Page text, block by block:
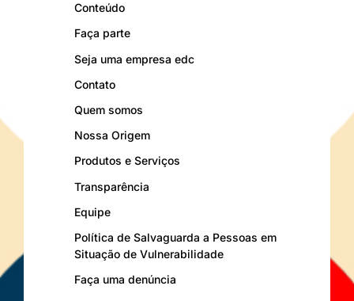
Conteúdo
Faça parte
Seja uma empresa edc
Contato
Quem somos
Nossa Origem
Produtos e Serviços
Transparência
Equipe
Política de Salvaguarda a Pessoas em
Situação de Vulnerabilidade
Faça uma denúncia